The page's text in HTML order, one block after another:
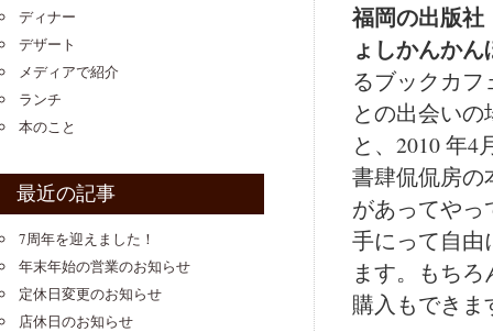
福岡の出版社
ょしかんか
るブックカ
との出会い
と、2010 年4
書肆侃侃房の
があってやっ
手にって自由
ます。もち
購入もできま
ディナー
デザート
メディアで紹介
ランチ
本のこと
最近の記事
7周年を迎えました！
年末年始の営業のお知らせ
定休日変更のお知らせ
店休日のお知らせ